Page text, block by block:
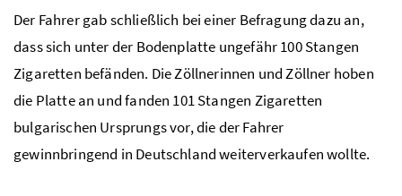
Der Fahrer gab schließlich bei einer Befragung dazu an,
dass sich unter der Bodenplatte ungefähr 100 Stangen
Zigaretten befänden. Die Zöllnerinnen und Zöllner hoben
die Platte an und fanden 101 Stangen Zigaretten
bulgarischen Ursprungs vor, die der Fahrer
gewinnbringend in Deutschland weiterverkaufen wollte.